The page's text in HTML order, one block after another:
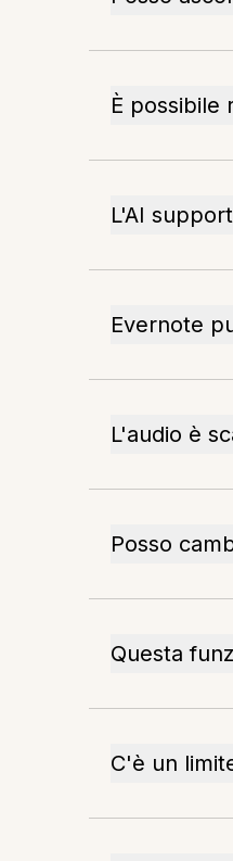
È possibile
L'AI
Evernote
L'audio è
Posso
Questa
C'è un